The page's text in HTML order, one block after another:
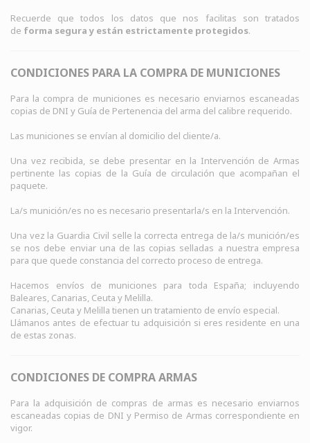
Recuerde que todos los datos que nos facilitas son tratados
de forma segura y están estrictamente protegidos.
CONDICIONES PARA LA COMPRA DE MUNICIONES
Para la compra de municiones es necesario enviarnos escaneadas
copias de DNI y Guía de Pertenencia del arma del calibre requerido.
Las municiones se envían al domicilio del cliente/a.
Una vez recibida, se debe presentar en la Intervención de Armas
pertinente las copias de la Guía de circulación que acompañan el
paquete.
La/s munición/es no es necesario presentarla/s en la Intervención.
Una vez la Guardia Civil selle la correcta entrega de la/s munición/es
se nos debe enviar una de las copias selladas a nuestra empresa
para que quede constancia del correcto proceso de entrega.
Hacemos envíos de municiones para toda España; incluyendo
Baleares, Canarias, Ceuta y Melilla.
Canarias, Ceuta y Melilla tienen un tratamiento de envío especial.
Llámanos antes de efectuar tu adquisición si eres residente en una
de estas zonas.
CONDICIONES DE COMPRA ARMAS
Para la adquisición de compras de armas es necesario enviarnos
escaneadas copias de DNI y Permiso de Armas correspondiente en
vigor.